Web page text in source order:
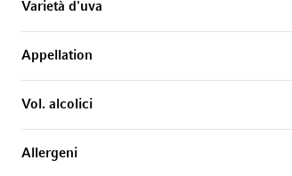
Varietà d'uva
Appellation
Vol. alcolici
Allergeni